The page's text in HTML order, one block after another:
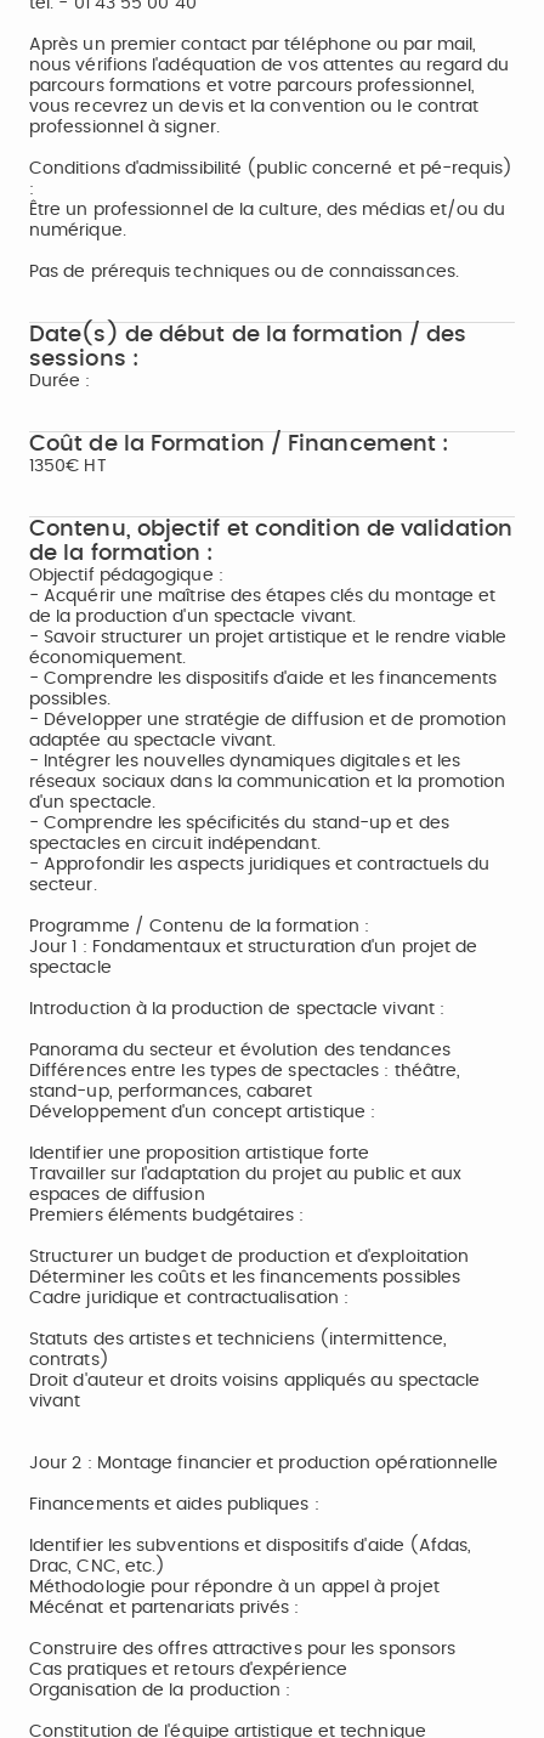
tél. - 01 43 55 00 40
Après un premier contact par téléphone ou par mail,
nous vérifions l'adéquation de vos attentes au regard du
parcours formations et votre parcours professionnel,
vous recevrez un devis et la convention ou le contrat
professionnel à signer.
Conditions d'admissibilité (public concerné et pé-requis)
:
Être un professionnel de la culture, des médias et/ou du
numérique.
Pas de prérequis techniques ou de connaissances.
Date(s) de début de la formation / des
sessions :
Durée :
Coût de la Formation / Financement :
1350€ HT
Contenu, objectif et condition de validation
de la formation :
Objectif pédagogique :
- Acquérir une maîtrise des étapes clés du montage et
de la production d'un spectacle vivant.
- Savoir structurer un projet artistique et le rendre viable
économiquement.
- Comprendre les dispositifs d'aide et les financements
possibles.
- Développer une stratégie de diffusion et de promotion
adaptée au spectacle vivant.
- Intégrer les nouvelles dynamiques digitales et les
réseaux sociaux dans la communication et la promotion
d'un spectacle.
- Comprendre les spécificités du stand-up et des
spectacles en circuit indépendant.
- Approfondir les aspects juridiques et contractuels du
secteur.
Programme / Contenu de la formation :
Jour 1 : Fondamentaux et structuration d'un projet de
spectacle
Introduction à la production de spectacle vivant :
Panorama du secteur et évolution des tendances
Différences entre les types de spectacles : théâtre,
stand-up, performances, cabaret
Développement d'un concept artistique :
Identifier une proposition artistique forte
Travailler sur l'adaptation du projet au public et aux
espaces de diffusion
Premiers éléments budgétaires :
Structurer un budget de production et d'exploitation
Déterminer les coûts et les financements possibles
Cadre juridique et contractualisation :
Statuts des artistes et techniciens (intermittence,
contrats)
Droit d'auteur et droits voisins appliqués au spectacle
vivant
Jour 2 : Montage financier et production opérationnelle
Financements et aides publiques :
Identifier les subventions et dispositifs d'aide (Afdas,
Drac, CNC, etc.)
Méthodologie pour répondre à un appel à projet
Mécénat et partenariats privés :
Construire des offres attractives pour les sponsors
Cas pratiques et retours d'expérience
Organisation de la production :
Constitution de l'équipe artistique et technique